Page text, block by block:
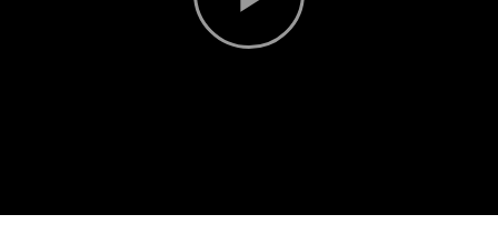
Play